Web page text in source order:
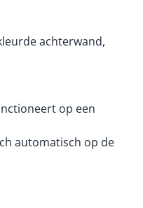
achterwand,
op een
automatisch op de